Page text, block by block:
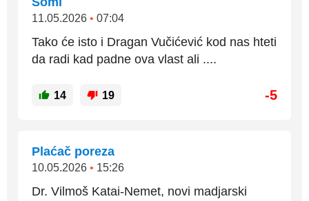
11.05.2026 • 07:04
Tako će isto i Dragan Vučićević kod nas hteti
da radi kad padne ova vlast ali ....
14 19 -5
Plaćač poreza
10.05.2026 • 15:26
Dr. Vilmoš Katai-Nemet, novi madjarski